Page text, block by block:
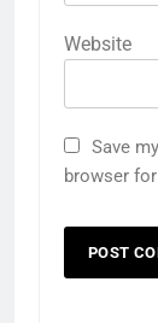
Website
Save
browser